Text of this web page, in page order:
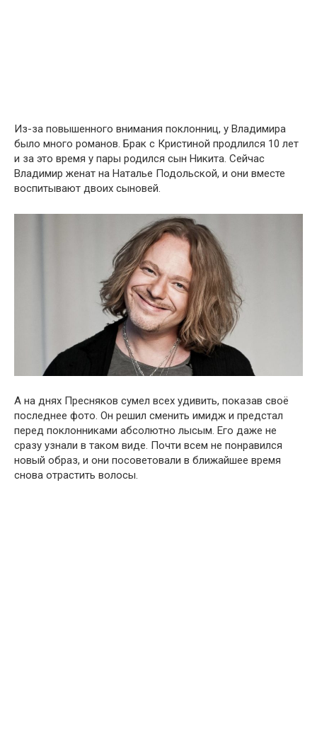
Из-за повышенного внимания поклонниц, у Владимира
было много романов. Брак с Кристиной продлился 10 лет
и за это время у пары родился сын Никита. Сейчас
Владимир женат на Наталье Подольской, и они вместе
воспитывают двоих сыновей.
А на днях Пресняков сумел всех удивить, показав своё
последнее фото. Он решил сменить имидж и предстал
перед поклонниками абсолютно лысым. Его даже не
сразу узнали в таком виде. Почти всем не понравился
новый образ, и они посоветовали в ближайшее время
снова отрастить волосы.